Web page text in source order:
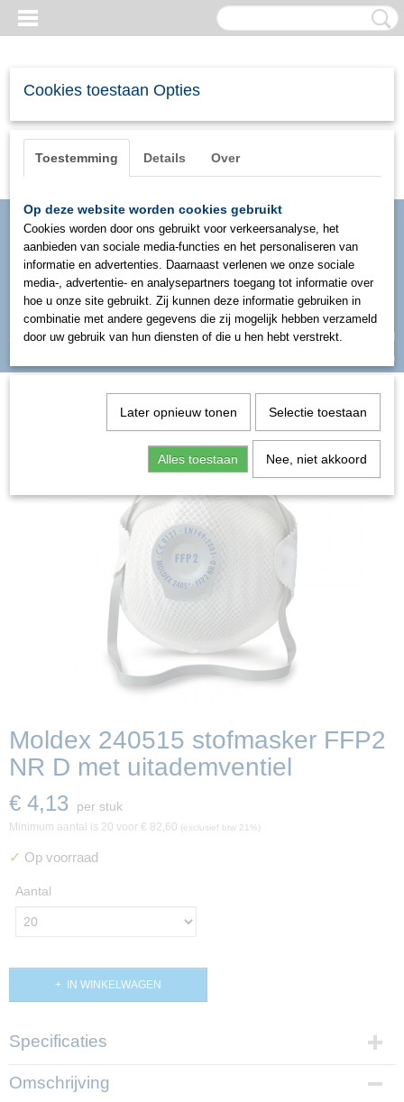
Inloggen Registreren
UW WINKELWAGEN
(0)
Moldex 240515 stofmasker FFP2
NR D met uitademventiel
€ 4,13 per stuk
Minimum aantal is 20 voor € 82,60 (exclusief btw 21%)
✓ Op voorraad
Aantal
IN WINKELWAGEN
Specificaties
Productcode
Omschrijving
Cookies toestaan Opties
Toestemming Details Over
Op deze website worden cookies gebruikt
Cookies worden door ons gebruikt voor verkeersanalyse, het
aanbieden van sociale media-functies en het personaliseren van
informatie en advertenties. Daarnaast verlenen we onze sociale
media-, advertentie- en analysepartners toegang tot informatie over
hoe u onze site gebruikt. Zij kunnen deze informatie gebruiken in
combinatie met andere gegevens die zij mogelijk hebben verzameld
door uw gebruik van hun diensten of die u hen hebt verstrekt.
Later opnieuw tonen Selectie toestaan
Alles toestaan Nee, niet akkoord